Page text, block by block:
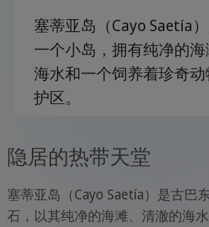
塞蒂亚岛（Cayo Saetía
一个小岛，拥有纯净的
海水和一个饲养着珍奇
护区。
隐居的热带天堂
塞蒂亚岛（Cayo Saetía）是古巴
石，以其纯净的海滩、清澈的海